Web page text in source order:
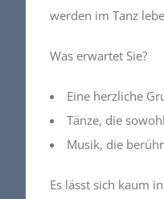
werden im Tanz
Was erwartet Sie?
Eine herzliche
Tänze, die
Musik, die
Es lässt sich kaum